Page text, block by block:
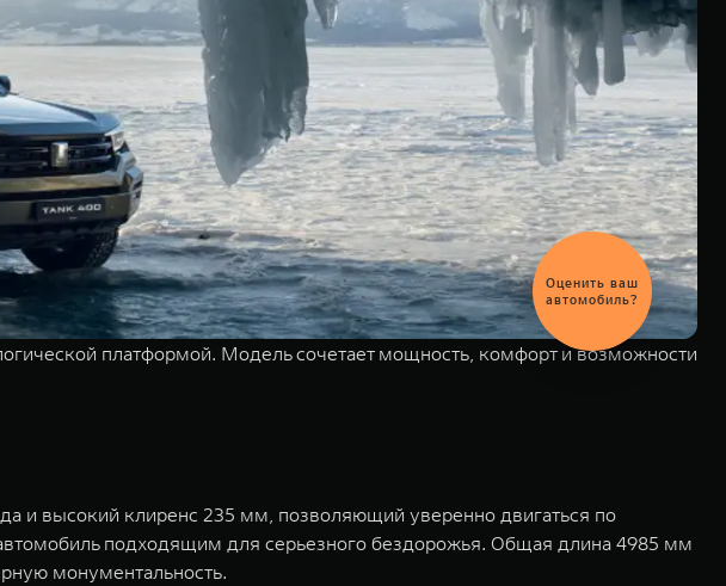
платформой. Модель сочетает мощность, комфорт и возможности
и высокий клиренс 235 мм, позволяющий уверенно двигаться по
автомобиль подходящим для серьезного бездорожья. Общая длина 4985 мм
монументальность.
обмен
автомобиля